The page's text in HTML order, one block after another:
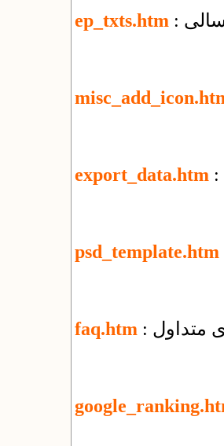
ep_txts.htm
export_data.htm
psd_template.htm
faq.htm متداول